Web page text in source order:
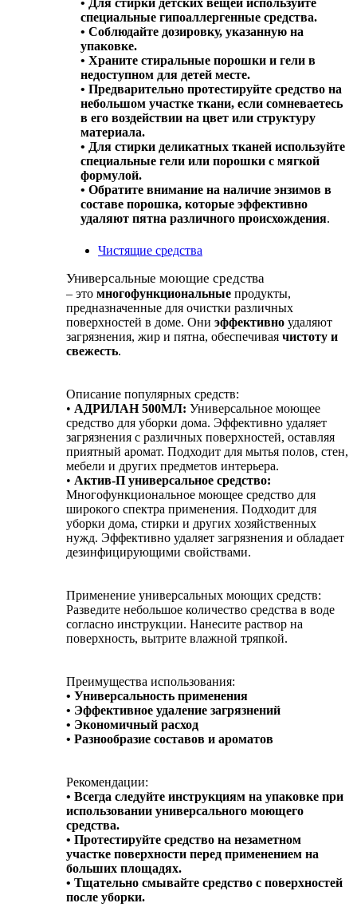
специальные гипоаллергенные средства.
• Соблюдайте дозировку, указанную на
упаковке.
• Храните стиральные порошки и гели в
недоступном для детей месте.
• Предварительно протестируйте средство на
небольшом участке ткани, если сомневаетесь
в его воздействии на цвет или структуру
материала.
• Для стирки деликатных тканей используйте
специальные гели или порошки с мягкой
формулой.
• Обратите внимание на наличие энзимов в
составе порошка, которые эффективно
удаляют пятна различного происхождения.
Чистящие средства
Универсальные моющие средства
– это многофункциональные продукты,
предназначенные для очистки различных
поверхностей в доме. Они эффективно удаляют
загрязнения, жир и пятна, обеспечивая чистоту и
свежесть.
Описание популярных средств:
• АДРИЛАН 500МЛ: Универсальное моющее
средство для уборки дома. Эффективно удаляет
загрязнения с различных поверхностей, оставляя
приятный аромат. Подходит для мытья полов, стен,
мебели и других предметов интерьера.
• Актив-П универсальное средство:
Многофункциональное моющее средство для
широкого спектра применения. Подходит для
уборки дома, стирки и других хозяйственных
нужд. Эффективно удаляет загрязнения и обладает
дезинфицирующими свойствами.
Применение универсальных моющих средств:
Разведите небольшое количество средства в воде
согласно инструкции. Нанесите раствор на
поверхность, вытрите влажной тряпкой.
Преимущества использования:
• Универсальность применения
• Эффективное удаление загрязнений
• Экономичный расход
• Разнообразие составов и ароматов
Рекомендации:
• Всегда следуйте инструкциям на упаковке при
использовании универсального моющего
средства.
• Протестируйте средство на незаметном
участке поверхности перед применением на
больших площадях.
• Тщательно смывайте средство с поверхностей
после уборки.